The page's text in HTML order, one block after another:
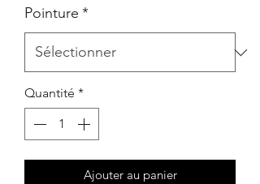
Pointure *
Quantité *
Ajouter au panier